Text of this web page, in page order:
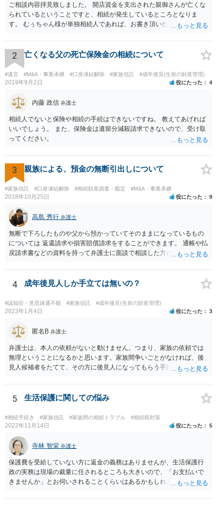
ご相談内容拝見致しました。 開店資金を支出された親御さんが亡くな
られているということですと、相続が発生しているところとなりま
す。 むぅちゃん様が単独相続人であれば、お書き頂いたような方法で
相続人おられるということであれば、他の相続人との協議が必要とな
るところです。 また、当該点とは別にご主人から貸付ではなく贈与で
あると主張される可能性がございます。 その場合には、貸付であるこ
とを伺わせる事情をどれだけ積み重ねることが出来るか、というとこ
ろとなります。 返済の事実や、返済を約束するメール等です。 金額の
おく方が宜しいかと思います。 緊急という訳ではないかと思います
が、事前準備が早い方が有効な手段が増える傾向にありますので、早
目に弁護士を入れられることを御検討頂くと良いかと思います。
2 亡くなる父の死亡保険金の相続について
#遺言 #M&A・事業承継 #口座凍結解除 #家族信託 #成年後見(生前の財産管理)
2019年9月2日 役にたった 4
内藤 政信 弁護士
相続人でないと保険や相続の手続はできないですね。 教えてあげれば
いいでしょう。 また、保険金は遺留分減殺請求できないので、受け取
ってください。
3 親族による、預金の無断引出しについて
#家族信託 #口座凍結解除 #相続財産調査・鑑定 #M&A・事業承継
2018年10月25日 役にたった 9
高島 秀行 弁護士
無断で下ろしたものや父から預かっていてそのままになっているもの
については 返還請求や損害賠償請求をすることができます。 通帳や払
戻請求書などの資料を持って弁護士に面談で相談した方がよいと思い
4 成年後見人しか手立ては無いの？
#認知症・意思疎通不能 #家族信託 #成年後見(生前の財産管理)
2023年1月4日 役にたった 3
匿名B 弁護士
弁護士は、本人の依頼がないと動けません。つまり、家族の依頼では
無理ということになるかと思います。家族間争いごとがなければ、後
見人候補者をたてて、その方に後見人になってもらう手続をすすめた
5 生活保護に関しての悩み
#相続手続き #家族信託 #家族間の相続トラブル #相続税対策
2022年11月14日 役にたった 5
寺林 智栄 弁護士
保護費を受給していない方に返金の義務はありませんが、生活保護行
政の実務は現場の裁量に任されるところも大きいので、「お支払いで
きませんか」とお伺いされることくらいはあるかもしれません。 通報
考えてご判断いただくのが良いと思います。